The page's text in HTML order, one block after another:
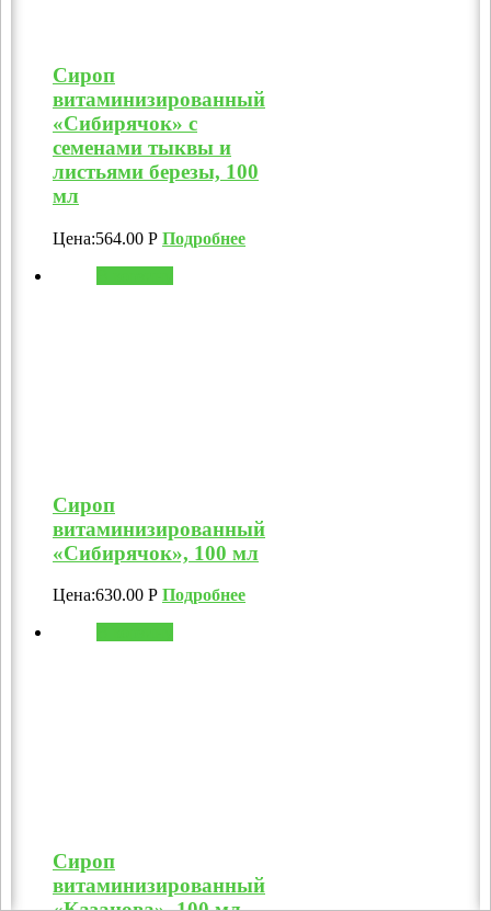
Сироп
витаминизированный
«Сибирячок» с
семенами тыквы и
листьями березы, 100
мл
Цена:564.00 Р Подробнее
Сироп
витаминизированный
«Сибирячок», 100 мл
Цена:630.00 Р Подробнее
Сироп
витаминизированный